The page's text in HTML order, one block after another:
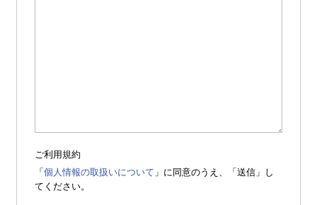
ご利用規約
「個人情報の取扱いについて 」に同意のうえ、「送信」し
てください。